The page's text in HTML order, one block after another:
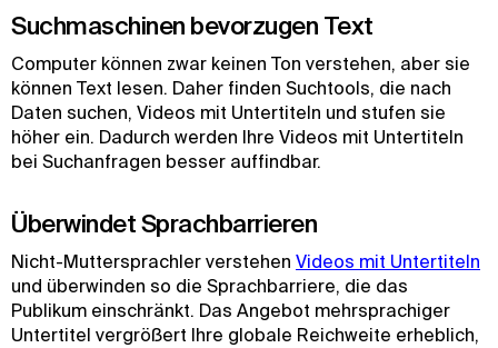
Suchmaschinen bevorzugen Text
Computer können zwar keinen Ton verstehen, aber sie
können Text lesen. Daher finden Suchtools, die nach
Daten suchen, Videos mit Untertiteln und stufen sie
höher ein. Dadurch werden Ihre Videos mit Untertiteln
bei Suchanfragen besser auffindbar.
Überwindet Sprachbarrieren
Nicht-Muttersprachler verstehen Videos mit Untertiteln
und überwinden so die Sprachbarriere, die das
Publikum einschränkt. Das Angebot mehrsprachiger
Untertitel vergrößert Ihre globale Reichweite erheblich,